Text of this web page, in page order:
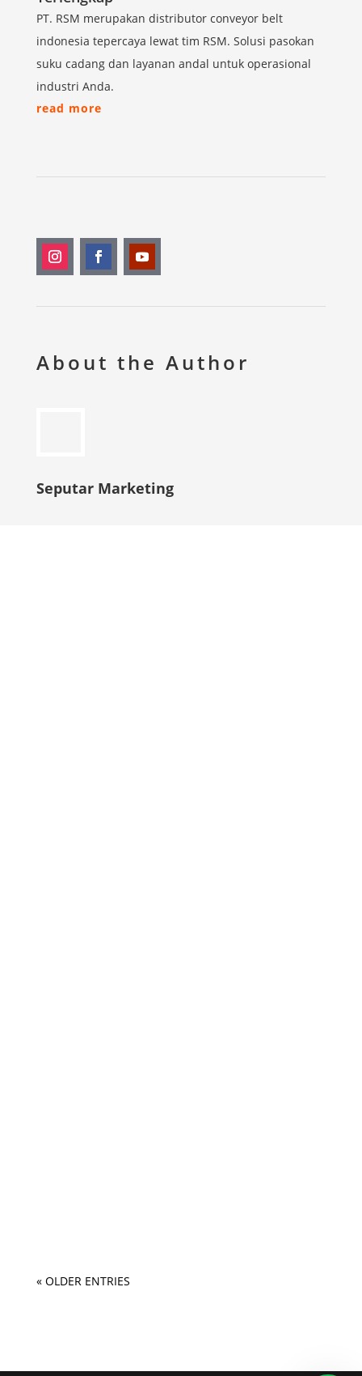
PT. RSM merupakan distributor conveyor belt
indonesia tepercaya lewat tim RSM. Solusi pasokan
suku cadang dan layanan andal untuk operasional
industri Anda.
read more
About the Author
Seputar Marketing
« OLDER ENTRIES